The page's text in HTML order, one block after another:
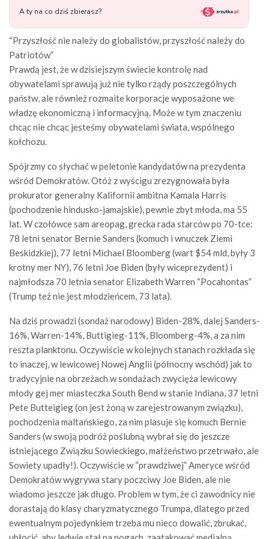
“Przyszłość nie należy do globalistów, przyszłość należy do
Patriotów”
Prawdą jest, że w dzisiejszym świecie kontrolę nad
obywatelami sprawują już nie tylko rządy poszczególnych
państw, ale również rozmaite korporacje wyposażone we
władzę ekonomiczną i informacyjną. Może w tym znaczeniu
chcąc nie chcąc jesteśmy obywatelami świata, wspólnego
kołchozu.
Spójrzmy co słychać w peletonie kandydatów na prezydenta
wśród Demokratów. Otóż z wyścigu zrezygnowała była
prokurator generalny Kalifornii ambitna Kamala Harris
(pochodzenie hindusko-jamajskie), pewnie zbyt młoda, ma 55
lat. W czołówce sam areopag, grecka rada starców po 70-tce:
78 letni senator Bernie Sanders (komuch i wnuczek Ziemi
Beskidzkiej), 77 letni Michael Bloomberg (wart $54 mld, były 3
krotny mer NY), 76 letni Joe Biden (były wiceprezydent) i
najmłodsza 70 letnia senator Elizabeth Warren “Pocahontas”
(Trump też nie jest młodzieńcem, 73 lata).
Na dziś prowadzi (sondaż narodowy) Biden-28%, dalej Sanders-
16%, Warren-14%, Buttigieg-11%, Bloomberg-4%, a za nim
reszta planktonu. Oczywiście w kolejnych stanach rozkłada się
to inaczej, w lewicowej Nowej Anglii (północny wschód) jak to
tradycyjnie na obrzeżach w sondażach zwycięża lewicowy
młody gej mer miasteczka South Bend w stanie Indiana, 37 letni
Pete Butteigieg (on jest żoną w zarejestrowanym związku),
pochodzenia maltańskiego, za nim plasuje się komuch Bernie
Sanders (w swoją podróż poślubną wybrał się do jeszcze
istniejącego Związku Sowieckiego, małżeństwo przetrwało, ale
Sowiety upadły!). Oczywiście w “prawdziwej” Ameryce wśród
Demokratów wygrywa stary poczciwy Joe Biden, ale nie
wiadomo jeszcze jak długo. Problem w tym, że ci zawodnicy nie
dorastają do klasy charyzmatycznego Trumpa, dlatego przed
ewentualnym pojedynkiem trzeba mu nieco dowalić, zbrukać,